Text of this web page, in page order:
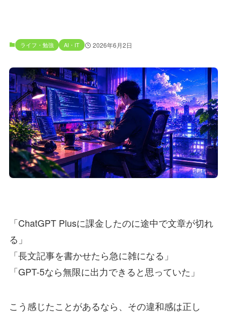
ライフ・勉強 AI・IT 2026年6月2日
「ChatGPT Plusに課金したのに途中で文章が切れ
る」
「長文記事を書かせたら急に雑になる」
「GPT-5なら無限に出力できると思っていた」
こう感じたことがあるなら、その違和感は正し